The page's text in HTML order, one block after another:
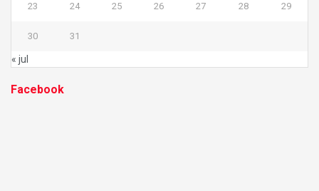
23 24 25 26 27 28 29
30 31
« jul
Facebook